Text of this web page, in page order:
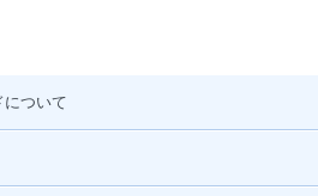
について